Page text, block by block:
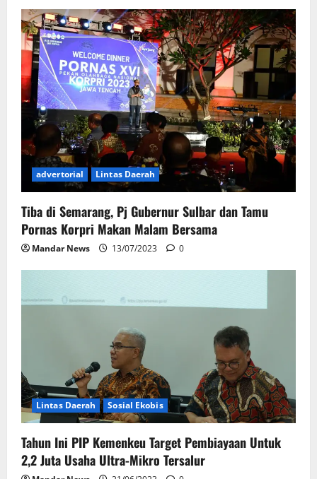
advertorial Lintas Daerah
Tiba di Semarang, Pj Gubernur Sulbar dan Tamu
Pornas Korpri Makan Malam Bersama
Mandar News 13/07/2023 0
Lintas Daerah Sosial Ekobis
Tahun Ini PIP Kemenkeu Target Pembiayaan Untuk
2,2 Juta Usaha Ultra-Mikro Tersalur